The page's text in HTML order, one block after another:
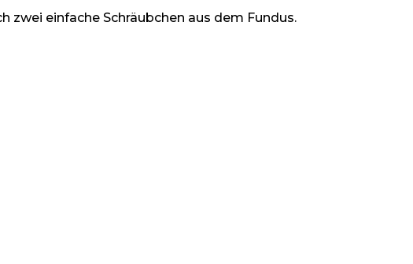
zwei einfache Schräubchen aus dem Fundus.